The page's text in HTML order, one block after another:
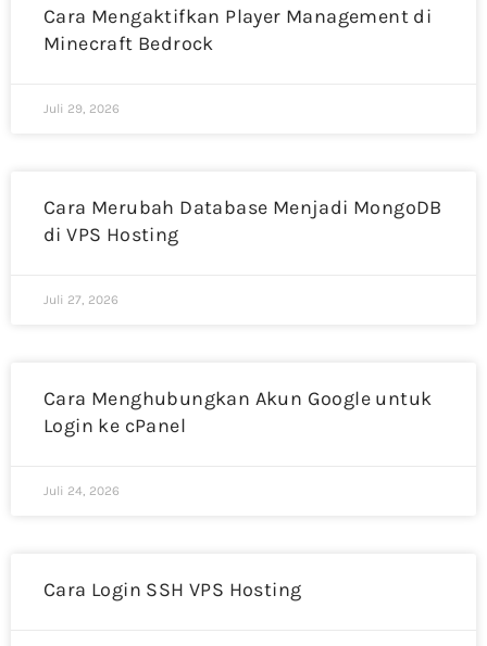
Cara Mengaktifkan Player Management di
Minecraft Bedrock
Juli 29, 2026
Cara Merubah Database Menjadi MongoDB
di VPS Hosting
Juli 27, 2026
Cara Menghubungkan Akun Google untuk
Login ke cPanel
Juli 24, 2026
Cara Login SSH VPS Hosting